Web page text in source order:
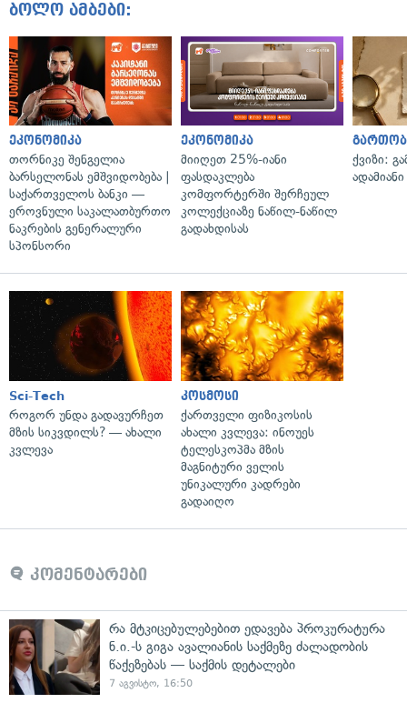
ბოლო ამბები:
ეკონომიკა
თორნიკე შენგელია
ბარსელონას ემშვიდობება |
საქართველოს ბანკი —
ეროვნული საკალათბურთო
ნაკრების გენერალური
სპონსორი
ეკონომიკა
მიიღეთ 25%-იანი
ფასდაკლება
კომფორტერში შერჩეულ
კოლექციაზე ნაწილ-ნაწილ
გადახდისას
ქვიზი:
Sci-Tech
როგორ უნდა გადავურჩეთ
მზის სიკვდილს? — ახალი
კვლევა
კოსმოსი
ქართველი ფიზიკოსის
ახალი კვლევა: ინოუეს
ტელესკოპმა მზის
მაგნიტური ველის
უნიკალური კადრები
გადაიღო
კომენტარები
რა მტკიცებულებებით ედავება პროკურატურა
ნ.ი.-ს გიგა ავალიანის საქმეზე ძალადობის
წაქეზებას — საქმის დეტალები
7 აგვისტო, 16:50